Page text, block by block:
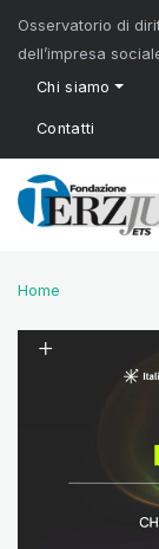
Osservatorio di
dell’impresa
Chi siamo
Contatti
Home